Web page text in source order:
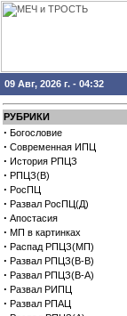
09 Авг, 2026 г. - 04:32
РУБРИКИ
· Богословие
· Современная ИПЦ
· История РПЦЗ
· РПЦЗ(В)
· РосПЦ
· Развал РосПЦ(Д)
· Апостасия
· МП в картинках
· Распад РПЦЗ(МП)
· Развал РПЦЗ(В-В)
· Развал РПЦЗ(В-А)
· Развал РИПЦ
· Развал РПАЦ